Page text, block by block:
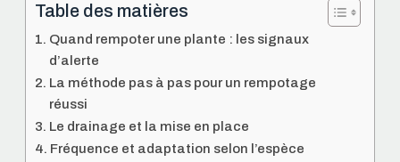
Table des matières
Quand rempoter une plante : les signaux
d’alerte
La méthode pas à pas pour un rempotage
réussi
Le drainage et la mise en place
Fréquence et adaptation selon l’espèce